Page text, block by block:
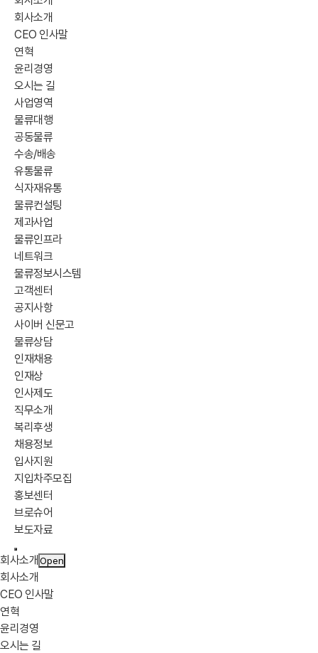
회사소개
CEO 인사말
연혁
윤리경영
오시는 길
사업영역
물류대행
공동물류
수송/배송
유통물류
식자재유통
물류컨설팅
제과사업
물류인프라
네트워크
물류정보시스템
고객센터
공지사항
사이버 신문고
물류상담
인재채용
인재상
인사제도
직무소개
복리후생
채용정보
입사지원
지입차주모집
홍보센터
브로슈어
보도자료
사이트맵 이동
모바일 메뉴 열기
회사소개 Open
회사소개
CEO 인사말
연혁
윤리경영
오시는 길